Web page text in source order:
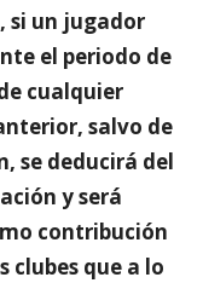
si un jugador
el periodo de
cualquier
salvo de
se deducirá del
y será
contribución
clubes que a lo